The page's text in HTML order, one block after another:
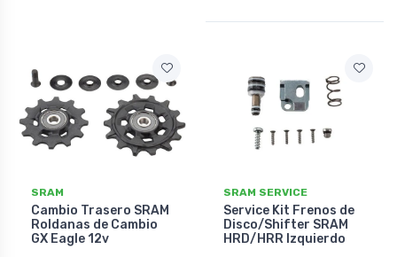
SRAM
Cambio Trasero SRAM
Roldanas de Cambio
GX Eagle 12v
SRAM SERVICE
Service Kit Frenos de
Disco/Shifter SRAM
HRD/HRR Izquierdo